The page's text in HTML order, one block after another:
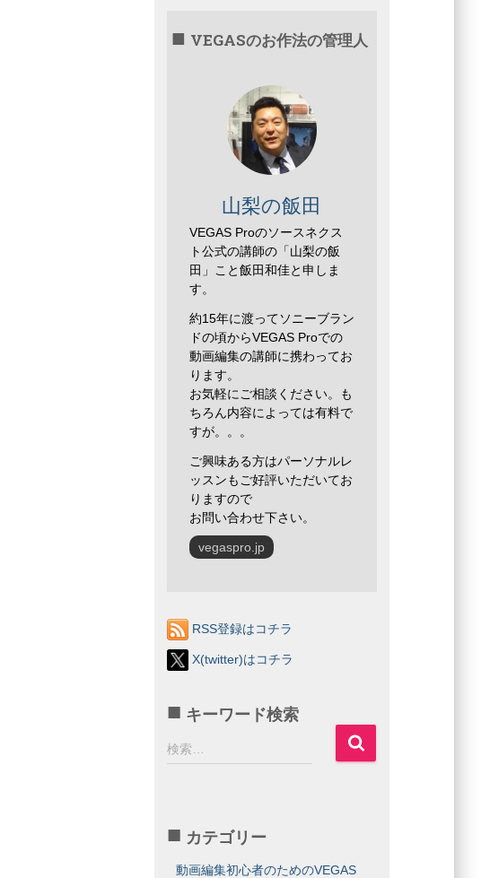
VEGASのお作法の管理人
山梨の飯田
VEGAS Proのソースネクス
ト公式の講師の「山梨の飯
田」こと飯田和佳と申しま
す。
約15年に渡ってソニーブラン
ドの頃からVEGAS Proでの
動画編集の講師に携わってお
ります。
お気軽にご相談ください。も
ちろん内容によっては有料で
すが。。。
ご興味ある方はパーソナルレ
ッスンもご好評いただいてお
りますので
お問い合わせ下さい。
vegaspro.jp
RSS登録はコチラ
X(twitter)はコチラ
キーワード検索
検
索
検索…
カテゴリー
動画編集初心者のためのVEGAS